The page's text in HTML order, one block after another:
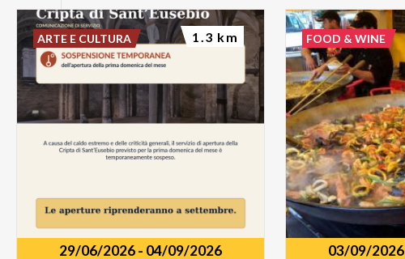
29/06/2026- 04/09/2026
ARTE E CULTURA 1.3 km
03/09/2026
FOOD & WINE